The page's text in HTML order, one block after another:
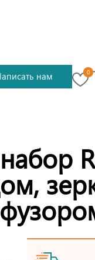
нам 0